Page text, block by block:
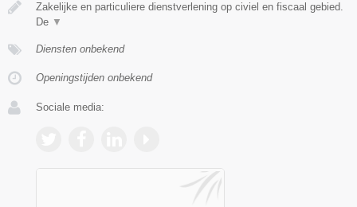
Zakelijke en particuliere dienstverlening op civiel en fiscaal gebied.
De ▼
Diensten onbekend
Openingstijden onbekend
Sociale media: